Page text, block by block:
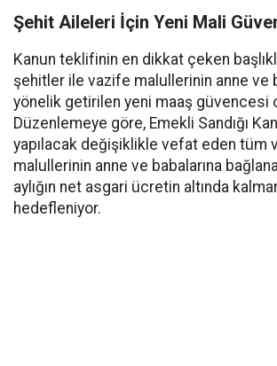
Şehit Aileleri İçin Yeni Mali
Kanun teklifinin en dikkat çeken
şehitler ile vazife malullerinin anne ve
yönelik getirilen yeni maaş güvencesi
Düzenlemeye göre, Emekli Sandığı
yapılacak değişiklikle vefat eden tüm
malullerinin anne ve babalarına
aylığın net asgari ücretin altında
hedefleniyor.